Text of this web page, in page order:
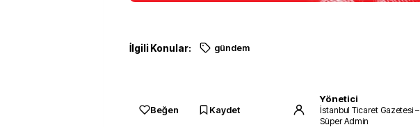
İlgili Konular: gündem
Beğen Kaydet
Yönetici
İstanbul Ticaret Gazetesi –
Süper Admin